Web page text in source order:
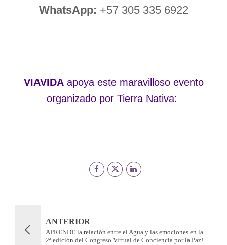
WhatsApp: +57 305 335 6922
VIAVIDAapoya este maravilloso evento
organizado por Tierra Nativa:
ANTERIOR
APRENDE la relación entre el Agua y las emociones en la
2ª edición del Congreso Virtual de Conciencia por la Paz!